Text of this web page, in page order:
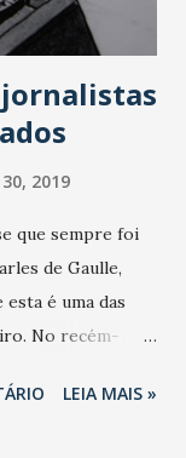
2019
que sempre foi
de Gaulle,
é uma das
No recém-
26 jornalistas
LEIA MAIS »